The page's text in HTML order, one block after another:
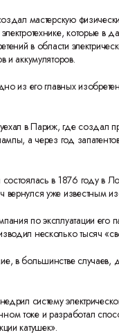
мастерскую
которые в
в области
и аккумуляторов.
из его главных
в Париж, где создал
а через год
в 1876 году в
уже известным
по эксплуатации его
несколько тысяч
в большинстве случаев,
систему
токе и разработал
катушек».